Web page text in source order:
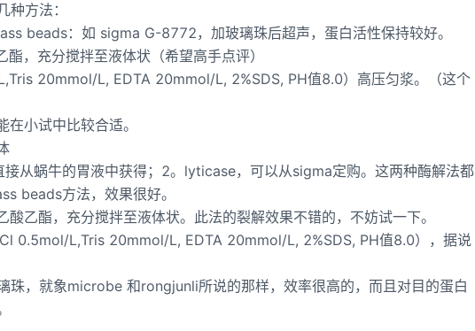
方法：
beads：如 sigma G-8772，加玻璃珠后超声，蛋白活性保持较好。
，充分搅拌至液体状（希望高手点评）
20mmol/L, EDTA 20mmol/L, 2%SDS, PH值8.0）高压匀浆。（这个
小试中比较合适。
从蜗牛的胃液中获得；2。lyticase，可以从sigma定购。这两种酶解法都
beads方法，效果很好。
乙酯，充分搅拌至液体状。此法的裂解效果不错的，不妨试一下。
0.5mol/L,Tris 20mmol/L, EDTA 20mmol/L, 2%SDS, PH值8.0），据说
珠，就象microbe 和rongjunli所说的那样，效率很高的，而且对目的蛋白